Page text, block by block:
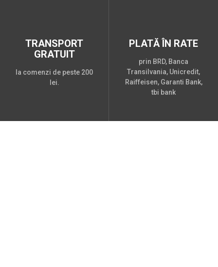
TRANSPORT
GRATUIT
la comenzi de peste 200
lei.
PLATĂ ÎN RATE
prin BRD, Banca
Transilvania, Unicredit,
Raiffeisen, Garanti Bank,
tbi bank